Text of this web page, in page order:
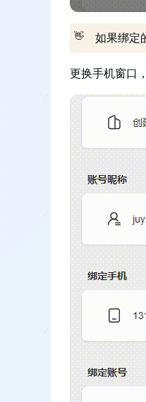
👋 如果绑定
更换手机窗口